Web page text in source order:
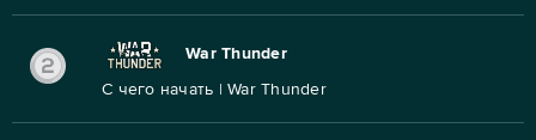
War Thunder
С чего начать | War Thunder